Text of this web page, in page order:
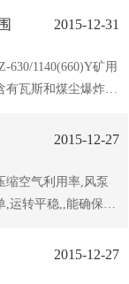
以...
处理等场合排送含有
山东鱼台东源矿用设
务,...
2015-12-31
1140(660)Y矿用
瓦斯和煤尘爆炸的
点不接地的三相电网
电开关,真空馈电开
,选择我们是您正确
2015-12-27
缩空气利用率,风泵
运转平稳,,能确保在
转速，从而避免轴
2015-12-27